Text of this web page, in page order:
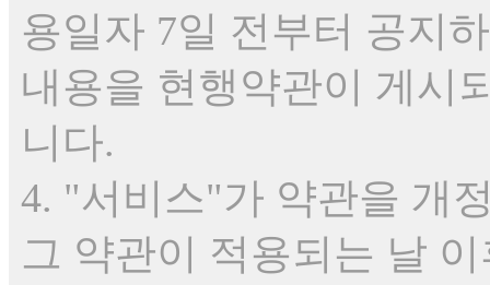
용일자 7일 전부터 공지
내용을 현행약관이 게시
니다.
4. "서비스"가 약관을 개
그 약관이 적용되는 날